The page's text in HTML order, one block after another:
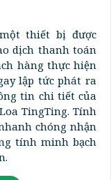
thiết bị được
dịch thanh toán
hàng thực hiện
lập tức phát ra
tin chi tiết của
TingTing. Tính
chóng nhận
tính minh bạch